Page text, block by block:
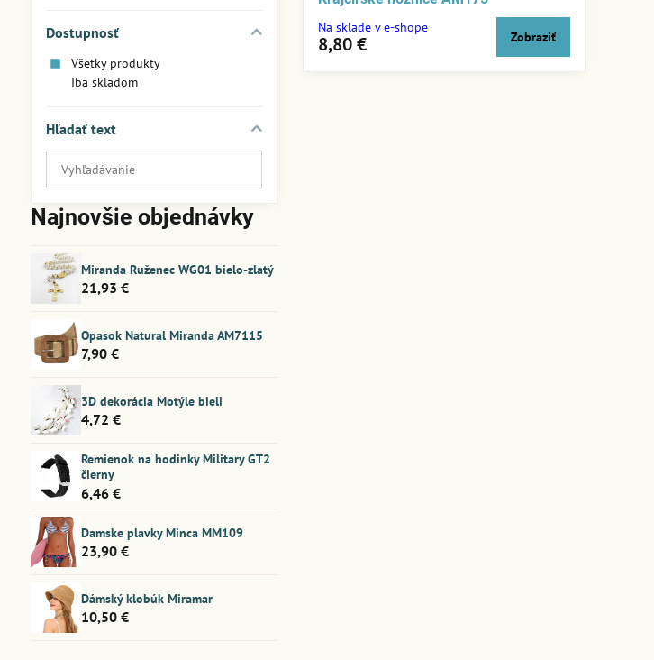
Na sklade v e-shope
8,80 € Zobraziť
Dostupnosť
Všetky produkty
Iba skladom
Hľadať text
Prehľadať
výsledky
filtra
fulltextom
Najnovšie objednávky
Miranda Ruženec WG01 bielo-zlatý
21,93 €
Opasok Natural Miranda AM7115
7,90 €
3D dekorácia Motýle bieli
4,72 €
Remienok na hodinky Military GT2
čierny
6,46 €
Damske plavky Minca MM109
23,90 €
Dámský klobúk Miramar
10,50 €